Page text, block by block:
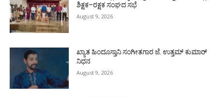
ಶಿಕ್ಷಕ–ರಕ್ಷಕ ಸಂಘದ ಸಭೆ
August 9, 2026
ಖ್ಯಾತ ಹಿಂದೂಸ್ತಾನಿ ಸಂಗೀತಗಾರ ಜೆ. ಉತ್ತಮ್ ಕುಮಾರ್
ನಿಧನ
August 9, 2026